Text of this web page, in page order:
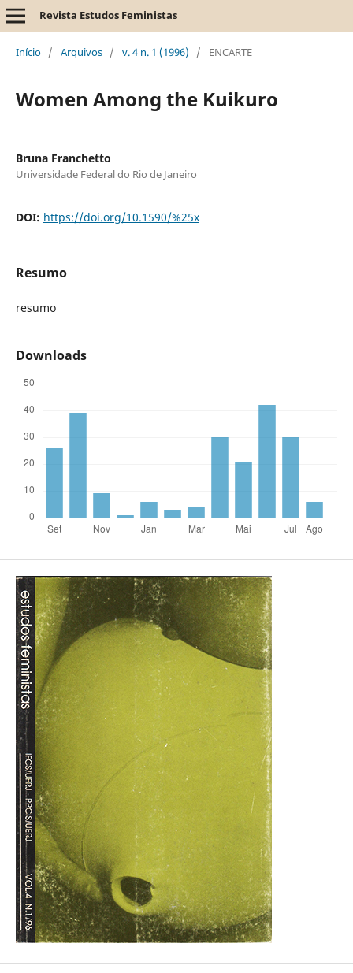
Revista Estudos Feministas
Início / Arquivos / v. 4 n. 1 (1996) / ENCARTE
Women Among the Kuikuro
Bruna Franchetto
Universidade Federal do Rio de Janeiro
DOI: https://doi.org/10.1590/%25x
Resumo
resumo
Downloads